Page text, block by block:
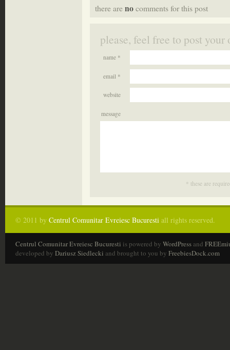
there arenocomments for this post
please, feel free to post
name *
email *
website
message
* these are
© 2011 by Centrul Comunitar Evreiesc Bucuresti all rights reserved.
Centrul Comunitar Evreiesc Bucuresti is powered by WordPressand
developed by Dariusz Siedlecki and brought to you by FreebiesDock.com